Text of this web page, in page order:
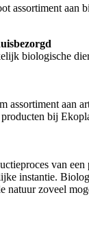
assortiment aan
biologische
assortiment aan
bij
van
instantie.
natuur zoveel